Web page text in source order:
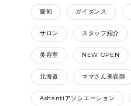
愛知 ガイダンス
サロン スタッフ紹介
美容室 NEW OPEN
北海道 ママさん美容師
Ashantiアソシエーション